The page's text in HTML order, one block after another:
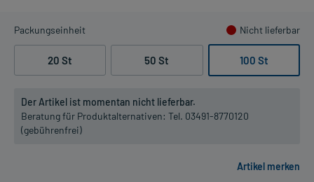
Packungseinheit Nicht lieferbar
20 St 50 St 100 St
Der Artikel ist momentan nicht lieferbar.
Beratung für Produktalternativen: Tel. 03491-8770120
(gebührenfrei)